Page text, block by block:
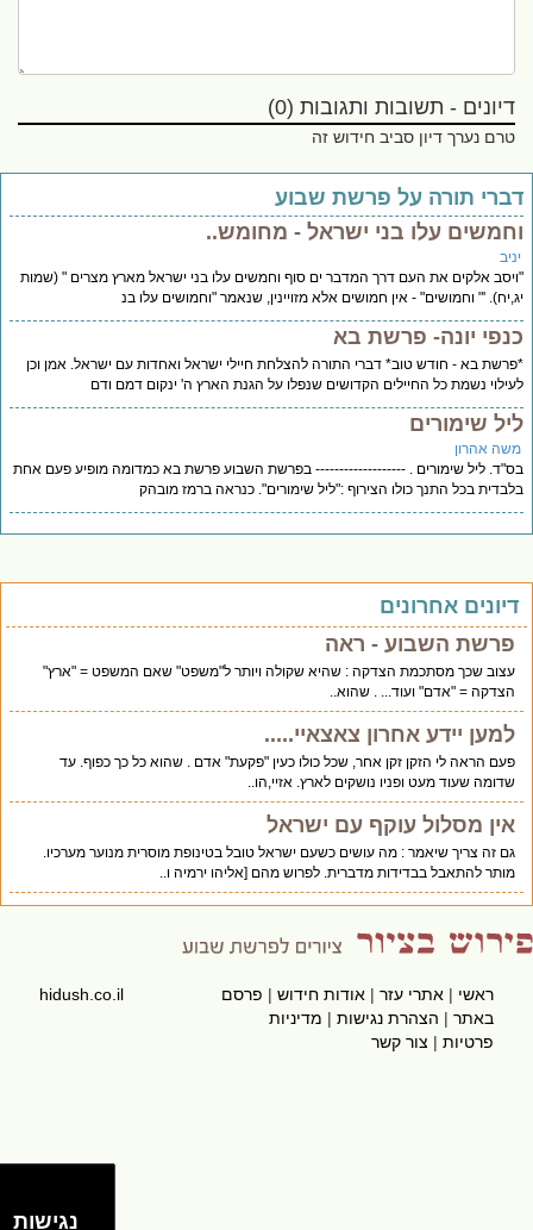
דיונים - תשובות ותגובות (0)
טרם נערך דיון סביב חידוש זה
תורה על פרשת שבוע
עלו בני ישראל - מחומש..
אלקים את העם דרך המדבר ים סוף וחמשים עלו בני ישראל מארץ מצרים " (שמות
'" וחמושים" - אין חמושים אלא מזויינין, שנאמר "וחמושים עלו בנ
יונה- פרשת בא
בא - חודש טוב* דברי התורה להצלחת חיילי ישראל ואחדות עם ישראל. אמן וכן
נשמת כל החיילים הקדושים שנפלו על הגנת הארץ ה' ינקום דמם ודם
שימורים
אהרון
ליל שימורים . ------------------- בפרשת השבוע פרשת בא כמדומה מופיע פעם אחת
בכל התנך כולו הצירוף :"ליל שימורים". כנראה ברמז מובהק
אחרונים
פרשת השבוע - ראה
עצוב שכך מסתכמת הצדקה : שהיא שקולה ויותר ל"משפט" שאם המשפט = "ארץ"
הצדקה = "אדם" ועוד... . שהוא..
למען יידע אחרון צאצאיי.....
פעם הראה לי הזקן זקן אחר, שכל כולו כעין "פקעת" אדם . שהוא כל כך כפוף. עד
שדומה שעוד מעט ופניו נושקים לארץ. אזיי,הו..
אין מסלול עוקף עם ישראל
גם זה צריך שיאמר : מה עושים כשעם ישראל טובל בטינופת מוסרית מנוער מערכיו.
מותר להתאבל בבדידות מדברית. לפרוש מהם [אליהו ירמיה ו..
ראשי|אתרי עזר|אודות חידוש|פרסם
באתר|הצהרת נגישות|מדיניות
פרטיות|צור קשר
hidush.co.il
נגישות